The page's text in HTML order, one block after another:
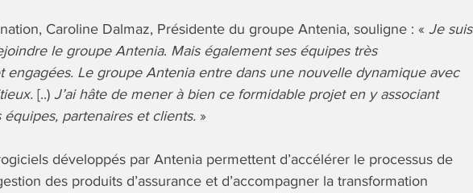
Caroline Dalmaz, Présidente du groupe Antenia, souligne : « Je suis
le groupe Antenia. Mais également ses équipes très
engagées. Le groupe Antenia entre dans une nouvelle dynamique avec
[..) J’ai hâte de mener à bien ce formidable projet en y associant
équipes, partenaires et clients. »
développés par Antenia permettent d’accélérer le processus de
des produits d’assurance et d’accompagner la transformation